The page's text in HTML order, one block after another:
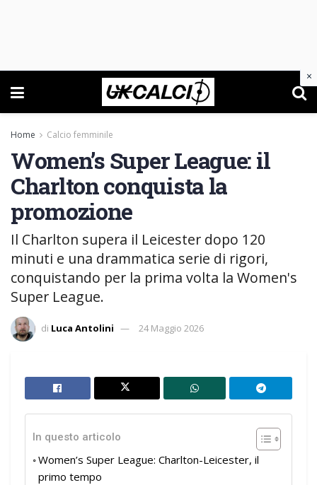
Home Calcio femminile
Women’s Super League: il
Charlton conquista la
promozione
Il Charlton supera il Leicester dopo 120
minuti e una drammatica serie di rigori,
conquistando per la prima volta la Women's
Super League.
di Luca Antolini 24 Maggio 2026
In questo articolo
Women’s Super League: Charlton-Leicester, il
primo tempo
×